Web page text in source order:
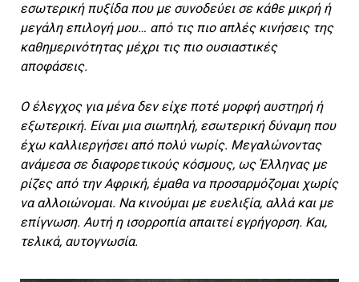
εσωτερική πυξίδα που με συνοδεύει σε κάθε μικρή ή
μεγάλη επιλογή μου… από τις πιο απλές κινήσεις της
καθημερινότητας μέχρι τις πιο ουσιαστικές
αποφάσεις.
Ο έλεγχος για μένα δεν είχε ποτέ μορφή αυστηρή ή
εξωτερική. Είναι μια σιωπηλή, εσωτερική δύναμη που
έχω καλλιεργήσει από πολύ νωρίς. Μεγαλώνοντας
ανάμεσα σε διαφορετικούς κόσμους, ως Έλληνας με
ρίζες από την Αφρική, έμαθα να προσαρμόζομαι χωρίς
να αλλοιώνομαι. Να κινούμαι με ευελιξία, αλλά και με
επίγνωση. Αυτή η ισορροπία απαιτεί εγρήγορση. Και,
τελικά, αυτογνωσία.